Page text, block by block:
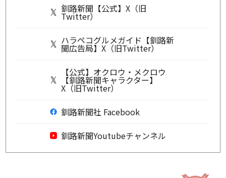
釧路新聞【公式】X（旧
Twitter）
ハラペコグルメガイド【釧路新
聞広告局】X（旧Twitter）
【公式】オクロウ・メクロウ
【釧路新聞キャラクター】
X（旧Twitter）
釧路新聞社 Facebook
釧路新聞Youtubeチャンネル